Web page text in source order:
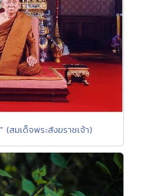
สมเด็จพระสังฆราชเจ้า)